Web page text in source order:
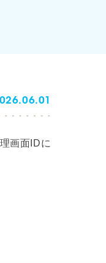
画面IDに